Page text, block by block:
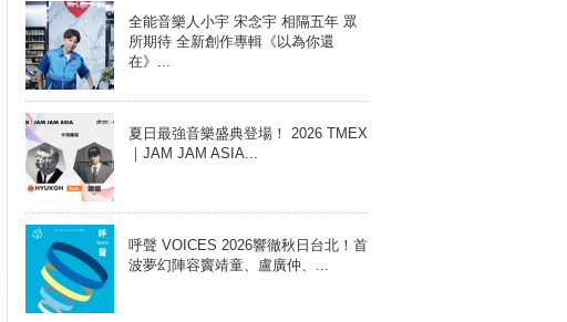
全能音樂人小宇 宋念宇 相隔五年 眾
所期待 全新創作專輯《以為你還
在》...
夏日最強音樂盛典登場！ 2026 TMEX
｜JAM JAM ASIA...
呼聲 VOICES 2026響徹秋日台北！首
波夢幻陣容竇靖童、盧廣仲、...